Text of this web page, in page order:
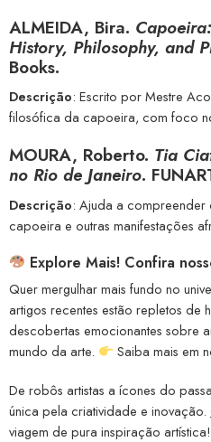
ALMEIDA, Bira.
History, Philosophy, and
Books.
Descrição: Escrito por Mestre
filosófica da capoeira, com foco
MOURA, Roberto. Tia
no Rio de Janeiro.
Descrição: Ajuda a compreender
capoeira e outras manifestações
Explore Mais! Confira
Quer mergulhar mais fundo no
artigos recentes estão repletos de
descobertas emocionantes sobre
mundo da arte.
Saiba mais em
De robôs artistas a ícones do
única pela criatividade e inovação.
viagem de pura inspiração artística!